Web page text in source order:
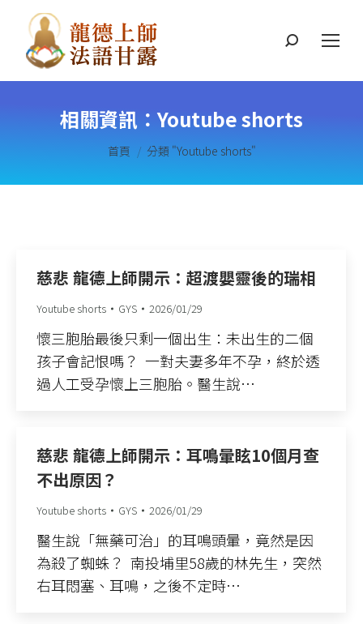
搜
相關資訊：Youtube shorts
您在這裡：
首頁 分類 "Youtube shorts"
慈悲 龍德上師開示：超渡嬰靈後的瑞相
Youtube shorts GYS 2026/01/29
懷三胞胎最後只剩一個出生：未出生的二個
孩子會記恨嗎？ ​ 一對夫妻多年不孕，終於透
過人工受孕懷上三胞胎。醫生說…
慈悲 龍德上師開示：耳鳴暈眩10個月查
不出原因？
Youtube shorts GYS 2026/01/29
醫生說「無藥可治」的耳鳴頭暈，竟然是因
為殺了蜘蛛？ ​ 南投埔里58歲的林先生，突然
右耳悶塞、耳鳴，之後不定時…